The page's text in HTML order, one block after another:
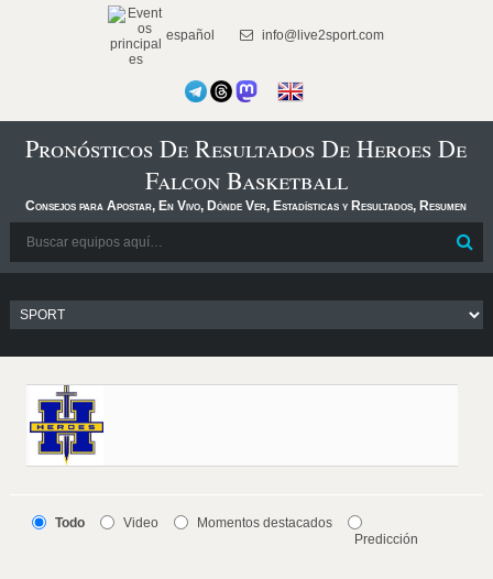
español info@live2sport.com
Pronósticos De Resultados De Heroes De
Falcon Basketball
Consejos para Apostar, En Vivo, Dónde Ver, Estadísticas y Resultados, Resumen
Todo Video
Momentos destacados
Predicción